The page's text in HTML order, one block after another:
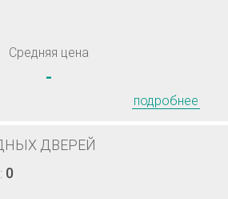
Средняя цена
-
подробнее
ДВЕРЕЙ
0